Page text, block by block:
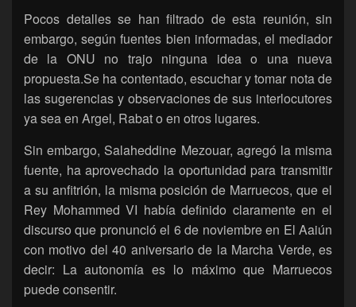
Pocos detalles se han filtrado de esta reunión, sin
embargo, según fuentes bien informadas, el mediador
de la ONU no trajo ninguna idea o una nueva
propuesta.Se ha contentado, escuchar y tomar nota de
las sugerencias y observaciones de sus interlocutores
ya sea en Argel, Rabat o en otros lugares.
Sin embargo, Salaheddine Mezouar, agregó la misma
fuente, ha aprovechado la oportunidad para transmitir
a su anfitrión, la misma posición de Marruecos, que el
Rey Mohammed VI había definido claramente en el
discurso que pronunció el 6 de noviembre en El Aaiún
con motivo del 40 aniversario de la Marcha Verde, es
decir: La autonomía es lo máximo que Marruecos
puede consentir.